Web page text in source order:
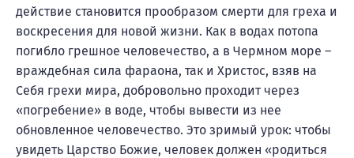
действие становится прообразом смерти для греха и
воскресения для новой жизни. Как в водах потопа
погибло грешное человечество, а в Чермном море –
враждебная сила фараона, так и Христос, взяв на
Себя грехи мира, добровольно проходит через
«погребение» в воде, чтобы вывести из нее
обновленное человечество. Это зримый урок: чтобы
увидеть Царство Божие, человек должен «родиться